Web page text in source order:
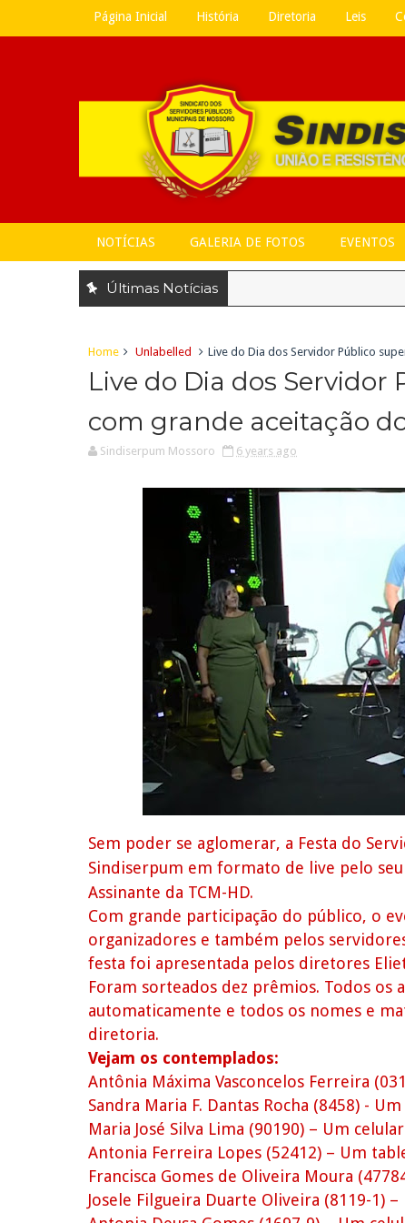
Página Inicial História Diretoria Leis
NOTÍCIAS GALERIA DE FOTOS EVENTOS
Últimas Notícias
Home Unlabelled Live do Dia dos Servidor Público
Live do Dia dos Servidor
com grande aceitação
Sindiserpum Mossoro 6 years ago
Sem poder se aglomerar, a Festa do
Sindiserpum em formato de live pelo
Assinante da TCM-HD.
Com grande participação do público, o
organizadores e também pelos
festa foi apresentada pelos diretores
Foram sorteados dez prêmios. Todos os
automaticamente e todos os nomes e
diretoria.
Vejam os contemplados:
Antônia Máxima Vasconcelos Ferreira
Sandra Maria F. Dantas Rocha (8458) -
Maria José Silva Lima (90190) – Um
Antonia Ferreira Lopes (52412) – Um
Francisca Gomes de Oliveira Moura
Josele Filgueira Duarte Oliveira (8119-1) –